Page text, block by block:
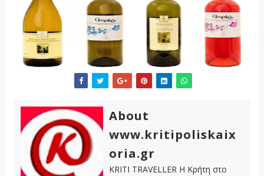
About
www.kritipoliskaix
oria.gr
KRITI TRAVELLER Η Κρήτη στο